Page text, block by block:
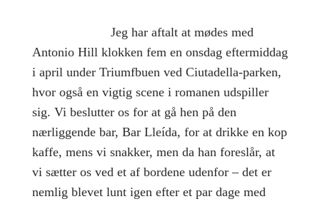
Jeg har aftalt at mødes med
Antonio Hill klokken fem en onsdag eftermiddag
i april under Triumfbuen ved Ciutadella-parken,
hvor også en vigtig scene i romanen udspiller
sig. Vi beslutter os for at gå hen på den
nærliggende bar, Bar Lleída, for at drikke en kop
kaffe, mens vi snakker, men da han foreslår, at
vi sætter os ved et af bordene udenfor – det er
nemlig blevet lunt igen efter et par dage med